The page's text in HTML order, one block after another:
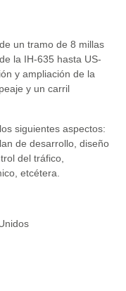
un tramo de 8 millas
la IH-635 hasta US-
y ampliación de la
y un carril
siguientes aspectos:
de desarrollo, diseño
del tráfico,
etcétera.